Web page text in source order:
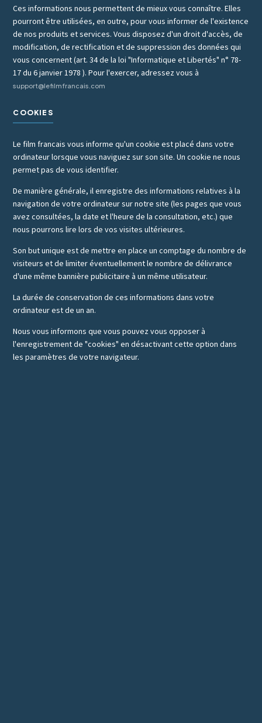
Ces informations nous permettent de mieux vous connaître. Elles
pourront être utilisées, en outre, pour vous informer de l'existence
de nos produits et services. Vous disposez d'un droit d'accès, de
modification, de rectification et de suppression des données qui
vous concernent (art. 34 de la loi "Informatique et Libertés" n° 78-
17 du 6 janvier 1978 ). Pour l'exercer, adressez vous à
support@lefilmfrancais.com
COOKIES
Le film francais vous informe qu'un cookie est placé dans votre
ordinateur lorsque vous naviguez sur son site. Un cookie ne nous
permet pas de vous identifier.
De manière générale, il enregistre des informations relatives à la
navigation de votre ordinateur sur notre site (les pages que vous
avez consultées, la date et l'heure de la consultation, etc.) que
nous pourrons lire lors de vos visites ultérieures.
Son but unique est de mettre en place un comptage du nombre de
visiteurs et de limiter éventuellement le nombre de délivrance
d'une même bannière publicitaire à un même utilisateur.
La durée de conservation de ces informations dans votre
ordinateur est de un an.
Nous vous informons que vous pouvez vous opposer à
l'enregistrement de "cookies" en désactivant cette option dans
les paramètres de votre navigateur.